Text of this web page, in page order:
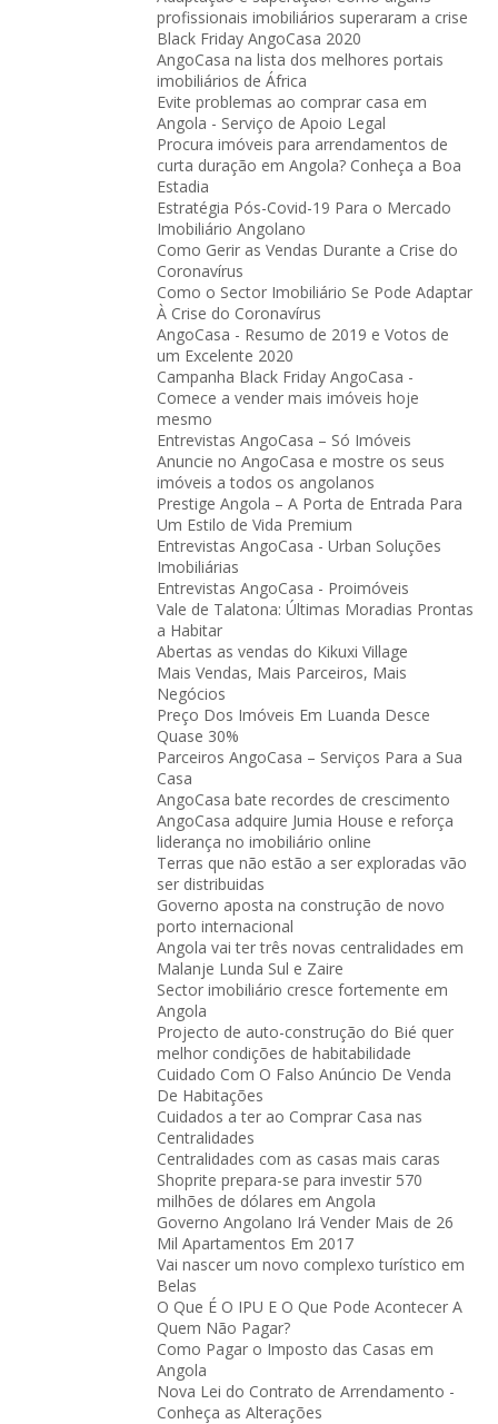
profissionais imobiliários superaram a crise
Black Friday AngoCasa 2020
AngoCasa na lista dos melhores portais
imobiliários de África
Evite problemas ao comprar casa em
Angola - Serviço de Apoio Legal
Procura imóveis para arrendamentos de
curta duração em Angola? Conheça a Boa
Estadia
Estratégia Pós-Covid-19 Para o Mercado
Imobiliário Angolano
Como Gerir as Vendas Durante a Crise do
Coronavírus
Como o Sector Imobiliário Se Pode Adaptar
À Crise do Coronavírus
AngoCasa - Resumo de 2019 e Votos de
um Excelente 2020
Campanha Black Friday AngoCasa -
Comece a vender mais imóveis hoje
mesmo
Entrevistas AngoCasa – Só Imóveis
Anuncie no AngoCasa e mostre os seus
imóveis a todos os angolanos
Prestige Angola – A Porta de Entrada Para
Um Estilo de Vida Premium
Entrevistas AngoCasa - Urban Soluções
Imobiliárias
Entrevistas AngoCasa - Proimóveis
Vale de Talatona: Últimas Moradias Prontas
a Habitar
Abertas as vendas do Kikuxi Village
Mais Vendas, Mais Parceiros, Mais
Negócios
Preço Dos Imóveis Em Luanda Desce
Quase 30%
Parceiros AngoCasa – Serviços Para a Sua
Casa
AngoCasa bate recordes de crescimento
AngoCasa adquire Jumia House e reforça
liderança no imobiliário online
Terras que não estão a ser exploradas vão
ser distribuidas
Governo aposta na construção de novo
porto internacional
Angola vai ter três novas centralidades em
Malanje Lunda Sul e Zaire
Sector imobiliário cresce fortemente em
Angola
Projecto de auto-construção do Bié quer
melhor condições de habitabilidade
Cuidado Com O Falso Anúncio De Venda
De Habitações
Cuidados a ter ao Comprar Casa nas
Centralidades
Centralidades com as casas mais caras
Shoprite prepara-se para investir 570
milhões de dólares em Angola
Governo Angolano Irá Vender Mais de 26
Mil Apartamentos Em 2017
Vai nascer um novo complexo turístico em
Belas
O Que É O IPU E O Que Pode Acontecer A
Quem Não Pagar?
Como Pagar o Imposto das Casas em
Angola
Nova Lei do Contrato de Arrendamento -
Conheça as Alterações